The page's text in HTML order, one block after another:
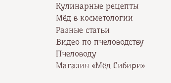
Кулинарные рецепты
Мёд в косметологии
Разные статьи
Видео по пчеловодству
Пчеловоду
Магазин «Мёд Сибири»